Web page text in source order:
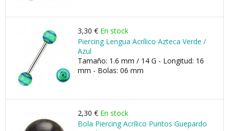
3,30 € En stock
Piercing Lengua Acrílico Azteca Verde /
Azul
Tamaño: 1.6 mm / 14 G - Longitud: 16
mm - Bolas: 06 mm
2,30 € En stock
Bola Piercing Acrílico Puntos Guepardo